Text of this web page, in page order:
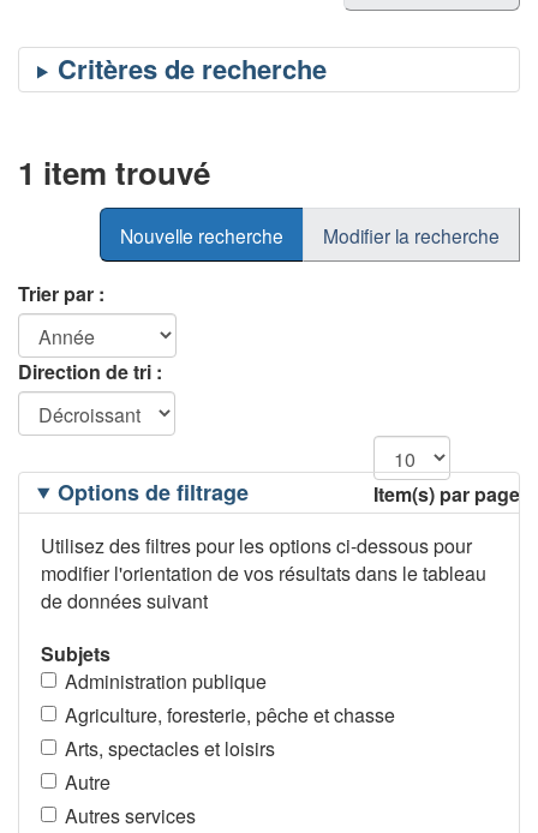
1 item trouvé
Nouvelle recherche Modifier la recherche
Trier par :
Direction de tri :
Item(s) par page
Filtrage
desOptions de filtrage
Utilisez des filtres pour les options ci-dessous pour
modifier l'orientation de vos résultats dans le tableau
de données suivant
Subjets
Administration publique
Agriculture, foresterie, pêche et chasse
Arts, spectacles et loisirs
Autre
Autres services